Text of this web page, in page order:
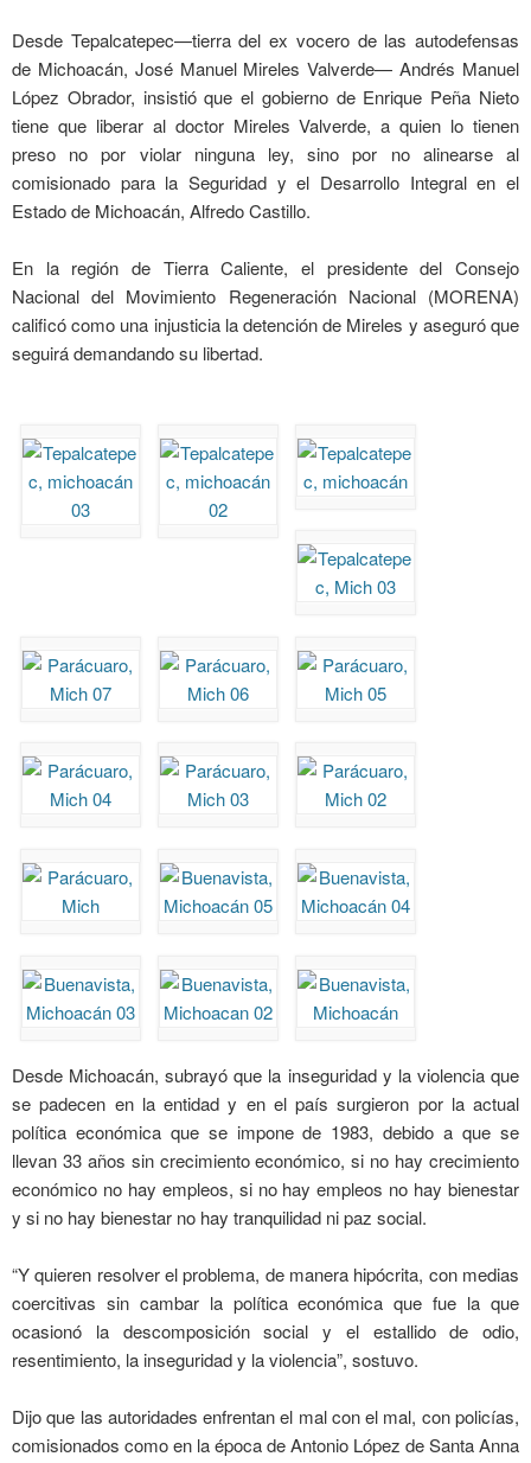
Desde Tepalcatepec—tierra del ex vocero de las autodefensas
de Michoacán, José Manuel Mireles Valverde— Andrés Manuel
López Obrador, insistió que el gobierno de Enrique Peña Nieto
tiene que liberar al doctor Mireles Valverde, a quien lo tienen
preso no por violar ninguna ley, sino por no alinearse al
comisionado para la Seguridad y el Desarrollo Integral en el
Estado de Michoacán, Alfredo Castillo.
En la región de Tierra Caliente, el presidente del Consejo
Nacional del Movimiento Regeneración Nacional (MORENA)
calificó como una injusticia la detención de Mireles y aseguró que
seguirá demandando su libertad.
Desde Michoacán, subrayó que la inseguridad y la violencia que
se padecen en la entidad y en el país surgieron por la actual
política económica que se impone de 1983, debido a que se
llevan 33 años sin crecimiento económico, si no hay crecimiento
económico no hay empleos, si no hay empleos no hay bienestar
y si no hay bienestar no hay tranquilidad ni paz social.
“Y quieren resolver el problema, de manera hipócrita, con medias
coercitivas sin cambar la política económica que fue la que
ocasionó la descomposición social y el estallido de odio,
resentimiento, la inseguridad y la violencia”, sostuvo.
Dijo que las autoridades enfrentan el mal con el mal, con policías,
comisionados como en la época de Antonio López de Santa Anna